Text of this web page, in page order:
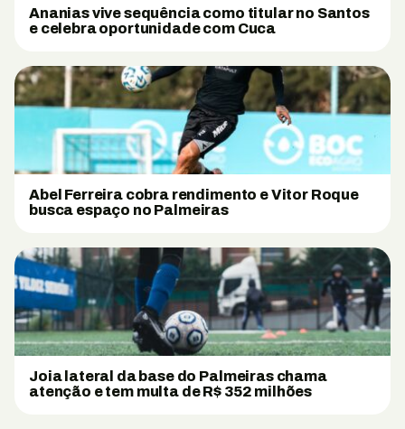
Ananias vive sequência como titular no Santos
e celebra oportunidade com Cuca
Abel Ferreira cobra rendimento e Vitor Roque
busca espaço no Palmeiras
Joia lateral da base do Palmeiras chama
atenção e tem multa de R$ 352 milhões